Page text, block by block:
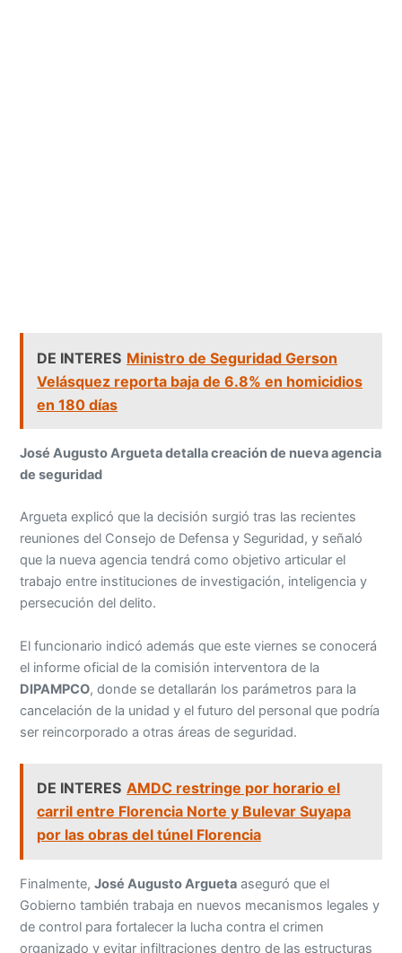
DE INTERES Ministro de Seguridad Gerson
Velásquez reporta baja de 6.8% en homicidios
en 180 días
José Augusto Argueta detalla creación de nueva agencia
de seguridad
Argueta explicó que la decisión surgió tras las recientes
reuniones del Consejo de Defensa y Seguridad, y señaló
que la nueva agencia tendrá como objetivo articular el
trabajo entre instituciones de investigación, inteligencia y
persecución del delito.
El funcionario indicó además que este viernes se conocerá
el informe oficial de la comisión interventora de la
DIPAMPCO, donde se detallarán los parámetros para la
cancelación de la unidad y el futuro del personal que podría
ser reincorporado a otras áreas de seguridad.
DE INTERES AMDC restringe por horario el
carril entre Florencia Norte y Bulevar Suyapa
por las obras del túnel Florencia
Finalmente,José Augusto Argueta aseguró que el
Gobierno también trabaja en nuevos mecanismos legales y
de control para fortalecer la lucha contra el crimen
organizado y evitar infiltraciones dentro de las estructuras